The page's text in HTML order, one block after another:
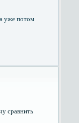
уже потом
сравнить